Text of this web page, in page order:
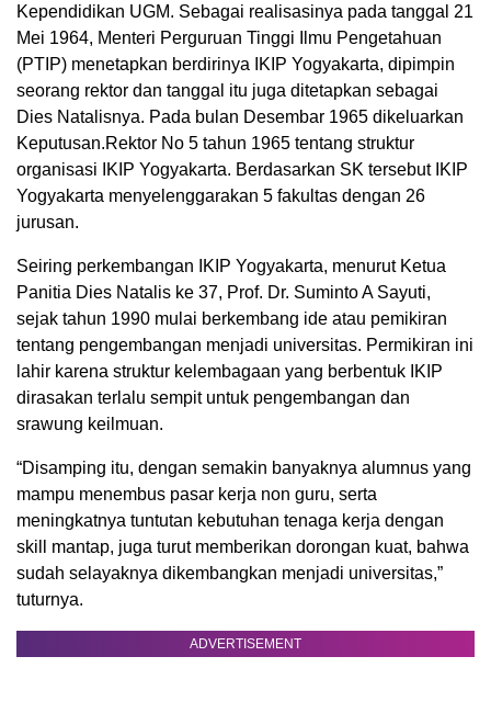
Kependidikan UGM. Sebagai realisasinya pada tanggal 21
Mei 1964, Menteri Perguruan Tinggi Ilmu Pengetahuan
(PTIP) menetapkan berdirinya IKIP Yogyakarta, dipimpin
seorang rektor dan tanggal itu juga ditetapkan sebagai
Dies Natalisnya. Pada bulan Desembar 1965 dikeluarkan
Keputusan.Rektor No 5 tahun 1965 tentang struktur
organisasi IKIP Yogyakarta. Berdasarkan SK tersebut IKIP
Yogyakarta menyelenggarakan 5 fakultas dengan 26
jurusan.
Seiring perkembangan IKIP Yogyakarta, menurut Ketua
Panitia Dies Natalis ke 37, Prof. Dr. Suminto A Sayuti,
sejak tahun 1990 mulai berkembang ide atau pemikiran
tentang pengembangan menjadi universitas. Permikiran ini
lahir karena struktur kelembagaan yang berbentuk IKIP
dirasakan terlalu sempit untuk pengembangan dan
srawung keilmuan.
“Disamping itu, dengan semakin banyaknya alumnus yang
mampu menembus pasar kerja non guru, serta
meningkatnya tuntutan kebutuhan tenaga kerja dengan
skill mantap, juga turut memberikan dorongan kuat, bahwa
sudah selayaknya dikembangkan menjadi universitas,”
tuturnya.
ADVERTISEMENT